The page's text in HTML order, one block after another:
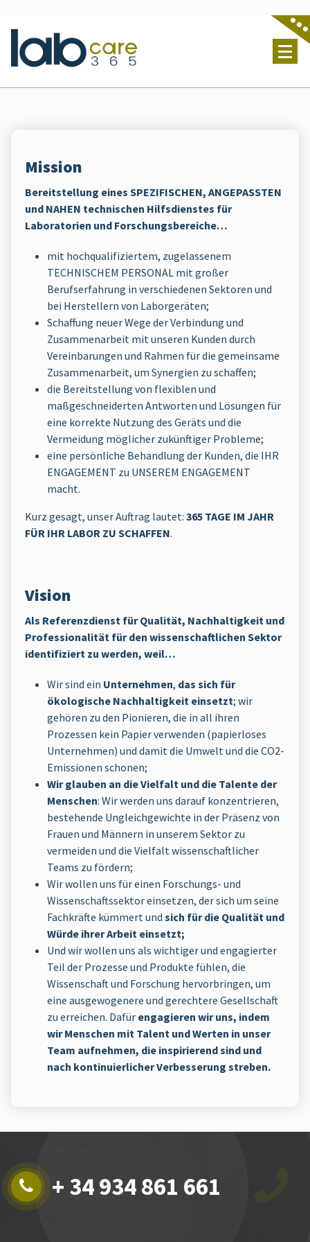
content
Mission
Bereitstellung eines SPEZIFISCHEN, ANGEPASSTEN
und NAHEN technischen Hilfsdienstes für
Laboratorien und Forschungsbereiche…
mit hochqualifiziertem, zugelassenem
TECHNISCHEM PERSONAL mit großer
Berufserfahrung in verschiedenen Sektoren und
bei Herstellern von Laborgeräten;
Schaffung neuer Wege der Verbindung und
Zusammenarbeit mit unseren Kunden durch
Vereinbarungen und Rahmen für die gemeinsame
Zusammenarbeit, um Synergien zu schaffen;
die Bereitstellung von flexiblen und
maßgeschneiderten Antworten und Lösungen für
eine korrekte Nutzung des Geräts und die
Vermeidung möglicher zukünftiger Probleme;
eine persönliche Behandlung der Kunden, die IHR
ENGAGEMENT zu UNSEREM ENGAGEMENT
macht.
Kurz gesagt, unser Auftrag lautet: 365 TAGE IM JAHR
FÜR IHR LABOR ZU SCHAFFEN.
Vision
Als Referenzdienst für Qualität, Nachhaltigkeit und
Professionalität für den wissenschaftlichen Sektor
identifiziert zu werden, weil…
Wir sind ein Unternehmen, das sich für
ökologische Nachhaltigkeit einsetzt; wir
gehören zu den Pionieren, die in all ihren
Prozessen kein Papier verwenden (papierloses
Unternehmen) und damit die Umwelt und die CO2-
Emissionen schonen;
Wir glauben an die Vielfalt und die Talente der
Menschen: Wir werden uns darauf konzentrieren,
bestehende Ungleichgewichte in der Präsenz von
Frauen und Männern in unserem Sektor zu
vermeiden und die Vielfalt wissenschaftlicher
Teams zu fördern;
Wir wollen uns für einen Forschungs- und
Wissenschaftssektor einsetzen, der sich um seine
Fachkräfte kümmert und sich für die Qualität und
Würde ihrer Arbeit einsetzt;
Und wir wollen uns als wichtiger und engagierter
Teil der Prozesse und Produkte fühlen, die
Wissenschaft und Forschung hervorbringen, um
eine ausgewogenere und gerechtere Gesellschaft
zu erreichen. Dafür engagieren wir uns, indem
wir Menschen mit Talent und Werten in unser
Team aufnehmen, die inspirierend sind und
nach kontinuierlicher Verbesserung streben.
+ 34 934 861 661